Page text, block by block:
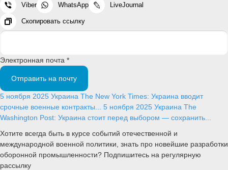
Viber WhatsApp LiveJournal
Скопировать ссылку
Электронная почта *
Отправить на почту
5 ноября 2025 Украина The New York Times: Украина вводит
срочные военные контракты... 5 ноября 2025 Украина The
Washington Post: Украина стоит перед выбором — сохранить...
Хотите всегда быть в курсе событий отечественной и
международной военной политики, знать про новейшие разработки
оборонной промышленности? Подпишитесь на регулярную
рассылку